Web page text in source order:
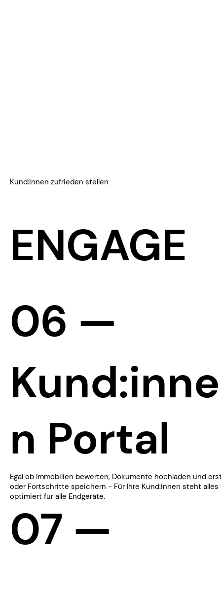
Kund:innen zufrieden stellen
ENGAGE
​06 —
Egal ob Immobilien bewerten, Dokumente hochladen und
oder Fortschritte speichern - Für Ihre Kund:innen steht
optimiert für alle Endgeräte.
Kund:inne
n Portal
​07 —